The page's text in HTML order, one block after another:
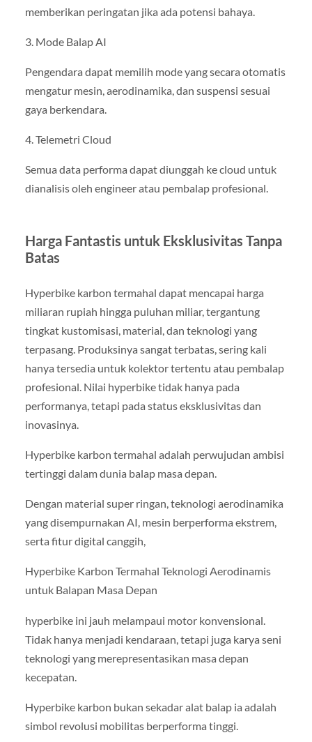
memberikan peringatan jika ada potensi bahaya.
3. Mode Balap AI
Pengendara dapat memilih mode yang secara otomatis
mengatur mesin, aerodinamika, dan suspensi sesuai
gaya berkendara.
4. Telemetri Cloud
Semua data performa dapat diunggah ke cloud untuk
dianalisis oleh engineer atau pembalap profesional.
Harga Fantastis untuk Eksklusivitas Tanpa
Batas
Hyperbike karbon termahal dapat mencapai harga
miliaran rupiah hingga puluhan miliar, tergantung
tingkat kustomisasi, material, dan teknologi yang
terpasang. Produksinya sangat terbatas, sering kali
hanya tersedia untuk kolektor tertentu atau pembalap
profesional. Nilai hyperbike tidak hanya pada
performanya, tetapi pada status eksklusivitas dan
inovasinya.
Hyperbike karbon termahal adalah perwujudan ambisi
tertinggi dalam dunia balap masa depan.
Dengan material super ringan, teknologi aerodinamika
yang disempurnakan AI, mesin berperforma ekstrem,
serta fitur digital canggih,
Hyperbike Karbon Termahal Teknologi Aerodinamis
untuk Balapan Masa Depan
hyperbike ini jauh melampaui motor konvensional.
Tidak hanya menjadi kendaraan, tetapi juga karya seni
teknologi yang merepresentasikan masa depan
kecepatan.
Hyperbike karbon bukan sekadar alat balap ia adalah
simbol revolusi mobilitas berperforma tinggi.